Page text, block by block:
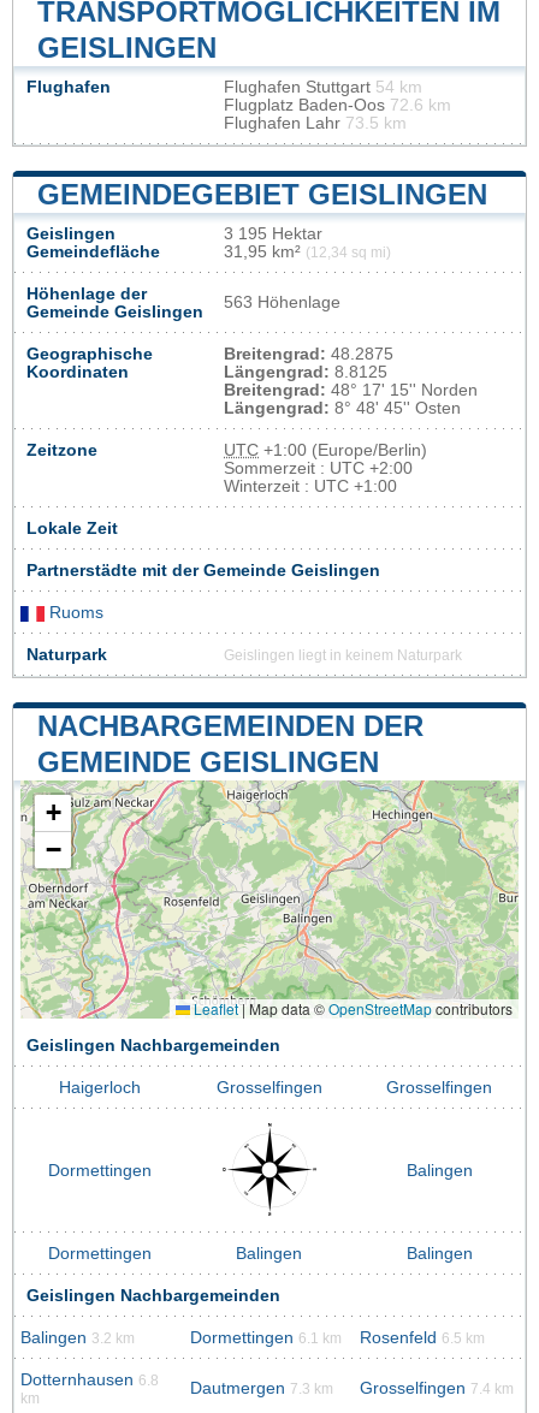
TRANSPORTMÖGLICHKEITEN IM
GEISLINGEN
Flughafen Flughafen Stuttgart 54 km
Flugplatz Baden-Oos 72.6 km
Flughafen Lahr 73.5 km
GEMEINDEGEBIET GEISLINGEN
Geislingen
Gemeindefläche
3 195 Hektar
31,95 km² (12,34 sq mi)
Höhenlage der
Gemeinde Geislingen
563 Höhenlage
Geographische
Koordinaten
Breitengrad: 48.2875
Längengrad: 8.8125
Breitengrad: 48° 17' 15'' Norden
Längengrad: 8° 48' 45'' Osten
Zeitzone UTC +1:00 (Europe/Berlin)
Sommerzeit : UTC +2:00
Winterzeit : UTC +1:00
Lokale Zeit
Partnerstädte mit der Gemeinde Geislingen
Ruoms
Naturpark Geislingen liegt in keinem Naturpark
NACHBARGEMEINDEN DER
GEMEINDE GEISLINGEN
+
−
Leaflet|Map data ©OpenStreetMapcontributors
Geislingen Nachbargemeinden
Haigerloch Grosselfingen Grosselfingen
Dormettingen Balingen
Dormettingen Balingen Balingen
Geislingen Nachbargemeinden
Balingen 3.2 km Dormettingen 6.1 km Rosenfeld 6.5 km
Dotternhausen 6.8
km
Dautmergen 7.3 km Grosselfingen 7.4 km